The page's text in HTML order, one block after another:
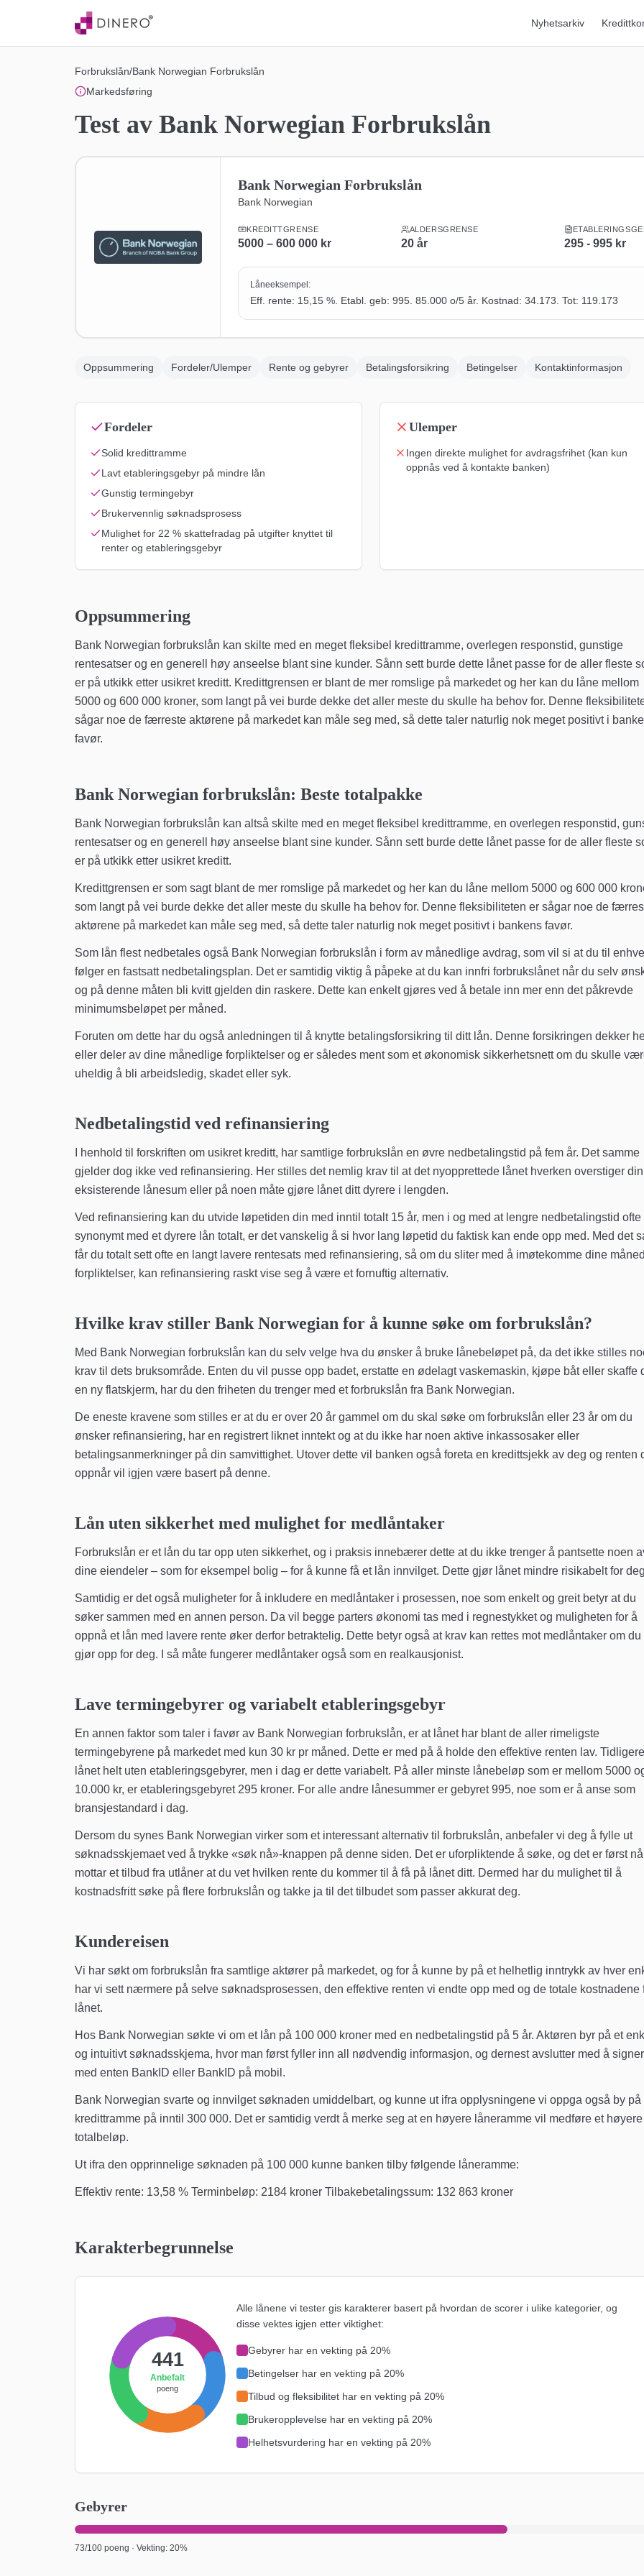
Nyhetsarkiv
Forbrukslån/Bank Norwegian Forbrukslån
Markedsføring
Test av Bank Norwegian Forbrukslån
Bank Norwegian Forbrukslån
Bank Norwegian
KREDITTGRENSE
5000 – 600 000 kr
ALDERSGRENSE
20år 295 - 995kr
Låneeksempel:
Eff. rente: 15,15 %. Etabl. geb: 995. 85.000 o/5 år. Kostnad: 34.173. Tot: 119.173
Oppsummering Fordeler/Ulemper Rente og gebyrer Betalingsforsikring Betingelser Kontaktinformasjon
Fordeler
Solid kredittramme
Lavt etableringsgebyr på mindre lån
Gunstig termingebyr
Brukervennlig søknadsprosess
Mulighet for 22 % skattefradag på utgifter knyttet til
renter og etableringsgebyr
Ulemper
Ingen direkte mulighet for avdragsfrihet (kan kun
oppnås ved å kontakte banken)
Oppsummering
Bank Norwegian forbrukslån kan skilte med en meget fleksibel kredittramme, overlegen responstid, gunstige
rentesatser og en generell høy anseelse blant sine kunder. Sånn sett burde dette lånet passe for de aller fleste
er på utkikk etter usikret kreditt. Kredittgrensen er blant de mer romslige på markedet og her kan du låne mellom
5000 og 600 000 kroner, som langt på vei burde dekke det aller meste du skulle ha behov for. Denne
sågar noe de færreste aktørene på markedet kan måle seg med, så dette taler naturlig nok meget positivt i
favør.
Bank Norwegian forbrukslån: Beste totalpakke
Bank Norwegian forbrukslån kan altså skilte med en meget fleksibel kredittramme, en overlegen responstid,
rentesatser og en generell høy anseelse blant sine kunder. Sånn sett burde dette lånet passe for de aller fleste
er på utkikk etter usikret kreditt.
Kredittgrensen er som sagt blant de mer romslige på markedet og her kan du låne mellom 5000 og 600 000
som langt på vei burde dekke det aller meste du skulle ha behov for. Denne fleksibiliteten er sågar noe de
aktørene på markedet kan måle seg med, så dette taler naturlig nok meget positivt i bankens favør.
Som lån flest nedbetales også Bank Norwegian forbrukslån i form av månedlige avdrag, som vil si at du til
følger en fastsatt nedbetalingsplan. Det er samtidig viktig å påpeke at du kan innfri forbrukslånet når du selv
og på denne måten bli kvitt gjelden din raskere. Dette kan enkelt gjøres ved å betale inn mer enn det påkrevde
minimumsbeløpet per måned.
Foruten om dette har du også anledningen til å knytte betalingsforsikring til ditt lån. Denne forsikringen dekker
eller deler av dine månedlige forpliktelser og er således ment som et økonomisk sikkerhetsnett om du skulle
uheldig å bli arbeidsledig, skadet eller syk.
Nedbetalingstid ved refinansiering
I henhold til forskriften om usikret kreditt, har samtlige forbrukslån en øvre nedbetalingstid på fem år. Det samme
gjelder dog ikke ved refinansiering. Her stilles det nemlig krav til at det nyopprettede lånet hverken overstiger din
eksisterende lånesum eller på noen måte gjøre lånet ditt dyrere i lengden.
Ved refinansiering kan du utvide løpetiden din med inntil totalt 15 år, men i og med at lengre nedbetalingstid ofte
synonymt med et dyrere lån totalt, er det vanskelig å si hvor lang løpetid du faktisk kan ende opp med. Med det
får du totalt sett ofte en langt lavere rentesats med refinansiering, så om du sliter med å imøtekomme dine
forpliktelser, kan refinansiering raskt vise seg å være et fornuftig alternativ.
Hvilke krav stiller Bank Norwegian for å kunne søke om forbrukslån?
Med Bank Norwegian forbrukslån kan du selv velge hva du ønsker å bruke lånebeløpet på, da det ikke stilles
krav til dets bruksområde. Enten du vil pusse opp badet, erstatte en ødelagt vaskemaskin, kjøpe båt eller skaffe
en ny flatskjerm, har du den friheten du trenger med et forbrukslån fra Bank Norwegian.
De eneste kravene som stilles er at du er over 20 år gammel om du skal søke om forbrukslån eller 23 år om du
ønsker refinansiering, har en registrert liknet inntekt og at du ikke har noen aktive inkassosaker eller
betalingsanmerkninger på din samvittighet. Utover dette vil banken også foreta en kredittsjekk av deg og renten
oppnår vil igjen være basert på denne.
Lån uten sikkerhet med mulighet for medlåntaker
Forbrukslån er et lån du tar opp uten sikkerhet, og i praksis innebærer dette at du ikke trenger å pantsette noen
dine eiendeler – som for eksempel bolig – for å kunne få et lån innvilget. Dette gjør lånet mindre risikabelt for
Samtidig er det også muligheter for å inkludere en medlåntaker i prosessen, noe som enkelt og greit betyr at du
søker sammen med en annen person. Da vil begge parters økonomi tas med i regnestykket og muligheten for å
oppnå et lån med lavere rente øker derfor betraktelig. Dette betyr også at krav kan rettes mot medlåntaker om du
gjør opp for deg. I så måte fungerer medlåntaker også som en realkausjonist.
Lave termingebyrer og variabelt etableringsgebyr
En annen faktor som taler i favør av Bank Norwegian forbrukslån, er at lånet har blant de aller rimeligste
termingebyrene på markedet med kun 30 kr pr måned. Dette er med på å holde den effektive renten lav.
lånet helt uten etableringsgebyrer, men i dag er dette variabelt. På aller minste lånebeløp som er mellom 5000
10.000 kr, er etableringsgebyret 295 kroner. For alle andre lånesummer er gebyret 995, noe som er å anse som
bransjestandard i dag.
Dersom du synes Bank Norwegian virker som et interessant alternativ til forbrukslån, anbefaler vi deg å fylle ut
søknadsskjemaet ved å trykke «søk nå»-knappen på denne siden. Det er uforpliktende å søke, og det er først
mottar et tilbud fra utlåner at du vet hvilken rente du kommer til å få på lånet ditt. Dermed har du mulighet til å
kostnadsfritt søke på flere forbrukslån og takke ja til det tilbudet som passer akkurat deg.
Kundereisen
Vi har søkt om forbrukslån fra samtlige aktører på markedet, og for å kunne by på et helhetlig inntrykk av hver
har vi sett nærmere på selve søknadsprosessen, den effektive renten vi endte opp med og de totale kostnadene
lånet.
Hos Bank Norwegian søkte vi om et lån på 100 000 kroner med en nedbetalingstid på 5 år. Aktøren byr på et
og intuitivt søknadsskjema, hvor man først fyller inn all nødvendig informasjon, og dernest avslutter med å
med enten BankID eller BankID på mobil.
Bank Norwegian svarte og innvilget søknaden umiddelbart, og kunne ut ifra opplysningene vi oppga også by på
kredittramme på inntil 300 000. Det er samtidig verdt å merke seg at en høyere låneramme vil medføre et høyere
totalbeløp.
Ut ifra den opprinnelige søknaden på 100 000 kunne banken tilby følgende låneramme:
Effektiv rente: 13,58 % Terminbeløp: 2184 kroner Tilbakebetalingssum: 132 863 kroner
Karakterbegrunnelse
441
Anbefalt
poeng
Alle lånene vi tester gis karakterer basert på hvordan de scorer i ulike kategorier, og
disse vektes igjen etter viktighet:
Gebyrer har en vekting på 20%
Betingelser har en vekting på 20%
Tilbud og fleksibilitet har en vekting på 20%
Brukeropplevelse har en vekting på 20%
Helhetsvurdering har en vekting på 20%
Gebyrer
73/100 poeng · Vekting: 20%